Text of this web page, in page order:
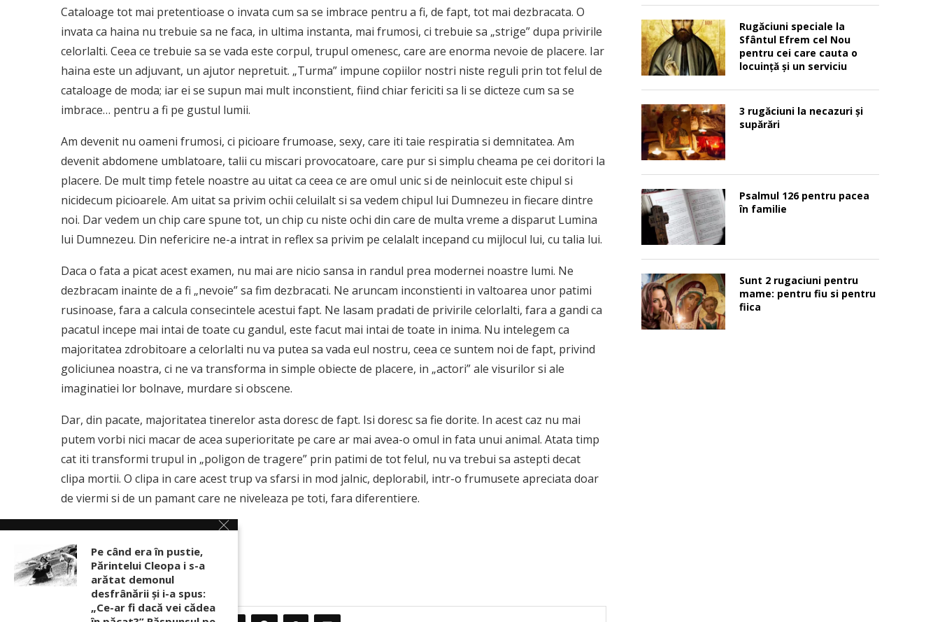
Cataloage tot mai pretentioase o invata cum sa se imbrace pentru a fi, de fapt, tot mai dezbracata. O
invata ca haina nu trebuie sa ne faca, in ultima instanta, mai frumosi, ci trebuie sa „strige” dupa privirile
celorlalti. Ceea ce trebuie sa se vada este corpul, trupul omenesc, care are enorma nevoie de placere. Iar
haina este un adjuvant, un ajutor nepretuit. „Turma” impune copiilor nostri niste reguli prin tot felul de
cataloage de moda; iar ei se supun mai mult inconstient, fiind chiar fericiti sa li se dicteze cum sa se
imbrace… pentru a fi pe gustul lumii.
Am devenit nu oameni frumosi, ci picioare frumoase, sexy, care iti taie respiratia si demnitatea. Am
devenit abdomene umblatoare, talii cu miscari provocatoare, care pur si simplu cheama pe cei doritori la
placere. De mult timp fetele noastre au uitat ca ceea ce are omul unic si de neinlocuit este chipul si
nicidecum picioarele. Am uitat sa privim ochii celuilalt si sa vedem chipul lui Dumnezeu in fiecare dintre
noi. Dar vedem un chip care spune tot, un chip cu niste ochi din care de multa vreme a disparut Lumina
lui Dumnezeu. Din nefericire ne-a intrat in reflex sa privim pe celalalt incepand cu mijlocul lui, cu talia lui.
Daca o fata a picat acest examen, nu mai are nicio sansa in randul prea modernei noastre lumi. Ne
dezbracam inainte de a fi „nevoie” sa fim dezbracati. Ne aruncam inconstienti in valtoarea unor patimi
rusinoase, fara a calcula consecintele acestui fapt. Ne lasam pradati de privirile celorlalti, fara a gandi ca
pacatul incepe mai intai de toate cu gandul, este facut mai intai de toate in inima. Nu intelegem ca
majoritatea zdrobitoare a celorlalti nu va putea sa vada eul nostru, ceea ce suntem noi de fapt, privind
goliciunea noastra, ci ne va transforma in simple obiecte de placere, in „actori” ale visurilor si ale
imaginatiei lor bolnave, murdare si obscene.
Dar, din pacate, majoritatea tinerelor asta doresc de fapt. Isi doresc sa fie dorite. In acest caz nu mai
putem vorbi nici macar de acea superioritate pe care ar mai avea-o omul in fata unui animal. Atata timp
cat iti transformi trupul in „poligon de tragere” prin patimi de tot felul, nu va trebui sa astepti decat
clipa mortii. O clipa in care acest trup va sfarsi in mod jalnic, deplorabil, intr-o frumusete apreciata doar
de viermi si de un pamant care ne niveleaza pe toti, fara diferentiere.
Monahul Paulin
sursa: aparatorul.md
Rugăciuni speciale la
Sfântul Efrem cel Nou
pentru cei care cauta o
locuinţă şi un serviciu
3 rugăciuni la necazuri și
supărări
Psalmul 126 pentru pacea
în familie
Sunt 2 rugaciuni pentru
mame: pentru fiu si pentru
fiica
Pe când era în pustie,
Părintelui Cleopa i s-a
arătat demonul
desfrânării şi i-a spus:
„Ce-ar fi dacă vei cădea